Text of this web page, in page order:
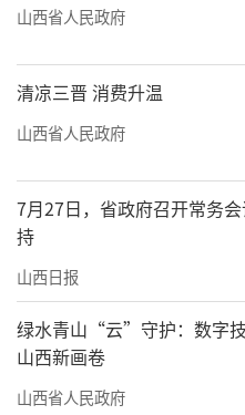
庭院经济收入情况，
地，了解驻村同志工
望驻村工作队第一书
合村“两委”，找准工
织、活化思想、不懈
家庄村发展中遇到的
好事办实事。（司勇
来源：太原日报
山西省人民政府
清凉三晋 消费升温
山西省人民政府
7月27日，省政府召开常务
持
山西日报
绿水青山“云”守护：数字
山西新画卷
山西省人民政府